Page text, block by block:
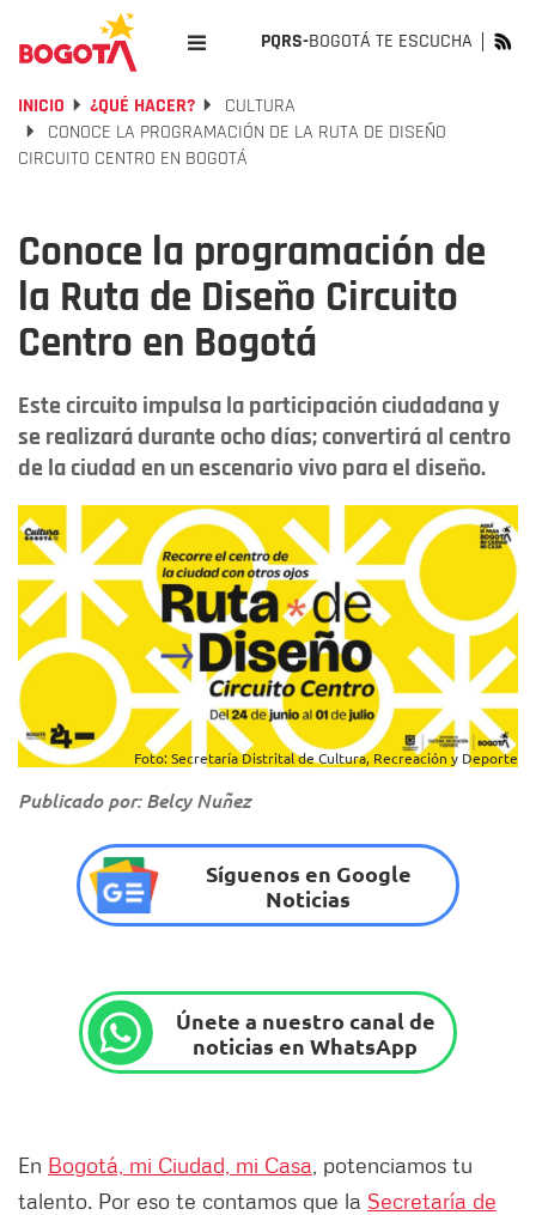
PQRS-BOGOTÁ TE ESCUCHA
INICIO ¿QUÉ HACER?
CULTURA
CONOCE LA PROGRAMACIÓN DE LA RUTA DE DISEÑO
CIRCUITO CENTRO EN BOGOTÁ
Conoce la programación de
la Ruta de Diseño Circuito
Centro en Bogotá
Este circuito impulsa la participación ciudadana y
se realizará durante ocho días; convertirá al centro
de la ciudad en un escenario vivo para el diseño.
Foto: Secretaría Distrital de Cultura, Recreación y Deporte
Publicado por: Belcy Nuñez
Síguenos en Google
Noticias
Únete a nuestro canal de
noticias en WhatsApp
En Bogotá, mi Ciudad, mi Casa , potenciamos tu
talento. Por eso te contamos que la Secretaría de